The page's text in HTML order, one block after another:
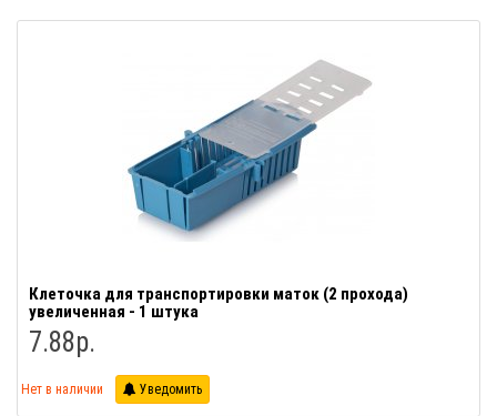
Клеточка для транспортировки маток (2 прохода)
увеличенная - 1 штука
7.88р.
Нет в наличии Уведомить